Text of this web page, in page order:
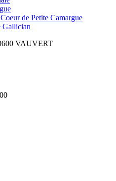
de Petite Camargue
Gallician
VAUVERT